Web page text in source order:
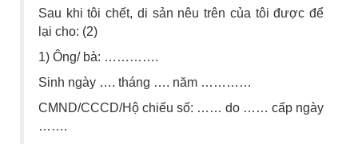
Sau khi tôi chết, di sản nêu trên của tôi được để
lại cho: (2)
1) Ông/ bà: ………….
Sinh ngày …. tháng …. năm …………
CMND/CCCD/Hộ chiếu số: …… do …… cấp ngày
…….